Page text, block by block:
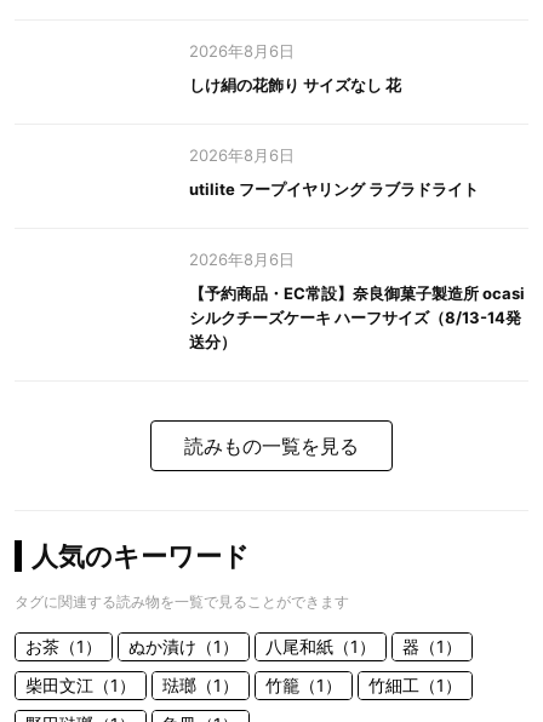
2026年8月6日
しけ絹の花飾り サイズなし 花
2026年8月6日
utilite フープイヤリング ラブラドライト
2026年8月6日
【予約商品・EC常設】奈良御菓子製造所 ocasi
シルクチーズケーキ ハーフサイズ（8/13-14発
送分）
読みもの一覧を見る
人気のキーワード
タグに関連する読み物を一覧で見ることができます
お茶（1） ぬか漬け（1） 八尾和紙（1）
器（1）
柴田文江（1）
琺瑯（1） 竹籠（1）
竹細工（1）